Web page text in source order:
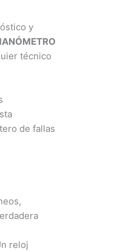
y
técnico
de fallas
reloj